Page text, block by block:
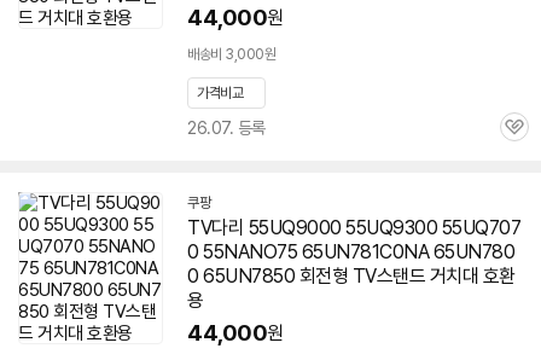
44,000원
배송비 3,000원
가격비교
26.07. 등록
관
쿠팡
TV다리 55UQ9000 55UQ9300 55UQ707
0 55NANO75 65UN781C0NA 65UN780
0 65UN7850 회전형 TV스탠드 거치대 호환
용
44,000원